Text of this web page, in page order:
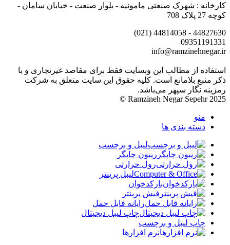
کارخانه : شهرک صنعتی مامونیه - بلوار صنعت - خیابان سامان -
کوچه 27 پلاک 708
44827630 - 44814058 (021)
09351191331
info@ramzinehnegar.ir
استفاده از مطالب این وبسایت فقط برای مقاصد غیرتجاری و با
ذکر منبع بلامانع است. کلیه حقوق این سایت متعلق به شرکت
رمزینه نگار سپهر می‌باشد.
Ramzineh Negar Sepehr 2025 ©
منو
دسته بندی ها
لیبل و برچسب
ریبون چاپگر
رول حرارتی
لیبل پرینتر
بارکدخوان
فیش پرینتر
رایانه قابل حمل
چاپ لیبل دیجیتال
چاپ لیبل و برچسب
نرم افزارها